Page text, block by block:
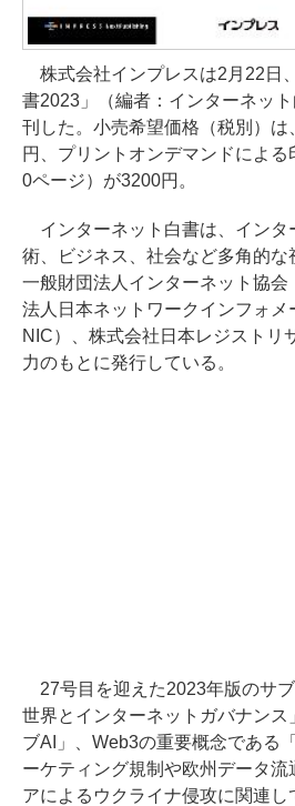
株式会社インプレスは2月22日
書2023」（編者：インターネッ
刊した。小売希望価格（税別）
円、プリントオンデマンドによ
0ページ）が3200円。
インターネット白書は、インタ
術、ビジネス、社会など多角的な
一般財団法人インターネット協会
法人日本ネットワークインフォ
NIC）、株式会社日本レジストリ
力のもとに発行している。
27号目を迎えた2023年版のサ
世界とインターネットガバナン
ブAI」、Web3の重要概念である
ーケティング規制や欧州データ
アによるウクライナ侵攻に関連